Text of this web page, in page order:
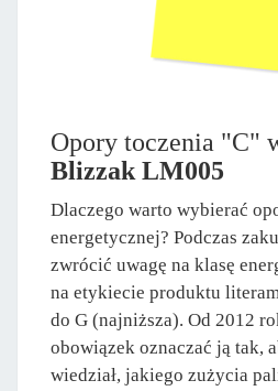
Opory toczenia "C"
Blizzak LM005
Dlaczego warto wybierać
energetycznej? Podczas
zwrócić uwagę na klasę
na etykiecie produktu
do G (najniższa). Od 2012
obowiązek oznaczać ją tak,
wiedział, jakiego zużycia